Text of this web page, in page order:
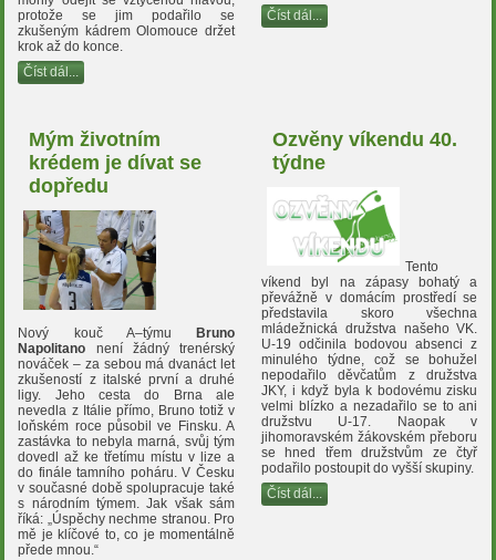
protože se jim podařilo se
zkušeným kádrem Olomouce držet
krok až do konce.
Číst dál...
Číst dál...
Mým životním
krédem je dívat se
dopředu
Nový kouč A–týmu
Bruno
Napolitano není žádný trenérský
nováček – za sebou má dvanáct let
zkušeností z italské první a druhé
ligy. Jeho cesta do Brna ale
nevedla z Itálie přímo, Bruno totiž v
loňském roce působil ve Finsku. A
zastávka to nebyla marná, svůj tým
dovedl až ke třetímu místu v lize a
do finále tamního poháru. V Česku
v současné době spolupracuje také
s národním týmem. Jak však sám
říká: „Úspěchy nechme stranou. Pro
mě je klíčové to, co je momentálně
přede mnou.“
Ozvěny víkendu 40.
týdne
Tento
víkend byl na zápasy bohatý a
převážně v domácím prostředí se
představila skoro všechna
mládežnická družstva našeho VK.
U-19 odčinila bodovou absenci z
minulého týdne, což se bohužel
nepodařilo děvčatům z družstva
JKY, i když byla k bodovému zisku
velmi blízko a nezadařilo se to ani
družstvu U-17. Naopak v
jihomoravském žákovském přeboru
se hned třem družstvům ze čtyř
podařilo postoupit do vyšší skupiny.
Číst dál...